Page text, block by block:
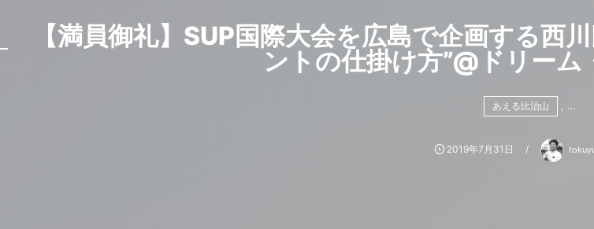
【満員御礼】SUP国際大会を広島で企画する西
ントの仕掛け方”@ドリーム
あえる比治山 , …
2019年7月31日